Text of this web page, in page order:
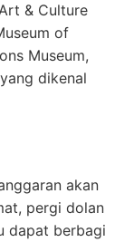
& Culture
of
Museum,
dikenal
akan
pergi dolan
dapat berbagi